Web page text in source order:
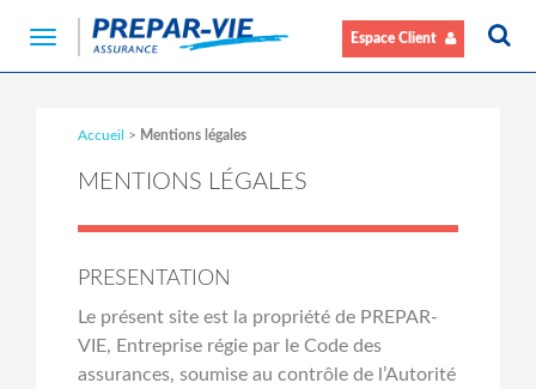
Navigation
Espace Client
Accueil > Mentions légales
MENTIONS LÉGALES
PRESENTATION
Le présent site est la propriété de PREPAR-
VIE, Entreprise régie par le Code des
assurances, soumise au contrôle de l’Autorité